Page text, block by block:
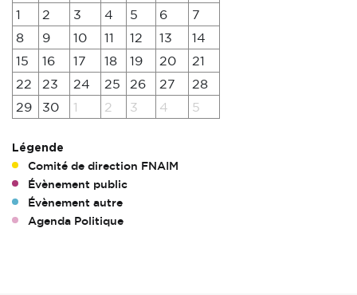
1
2 3 4 5 6
7
8
9 10 11 12 13
14
15
16 17 18 19 20
21
22
23 24 25 26 27
28
29
30 1 2 3 4 5
Légende
Comité de direction FNAIM
Évènement public
Évènement autre
Agenda Politique